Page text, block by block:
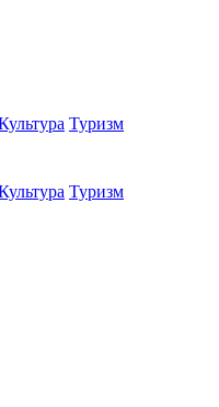
Туризм
Туризм